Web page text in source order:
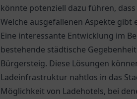
könnte potenziell dazu führen,
Welche ausgefallenen Aspekte gibt
Eine interessante Entwicklung im
bestehende städtische
Bürgersteig. Diese Lösungen
Ladeinfrastruktur nahtlos in das
Möglichkeit von Ladehotels, bei